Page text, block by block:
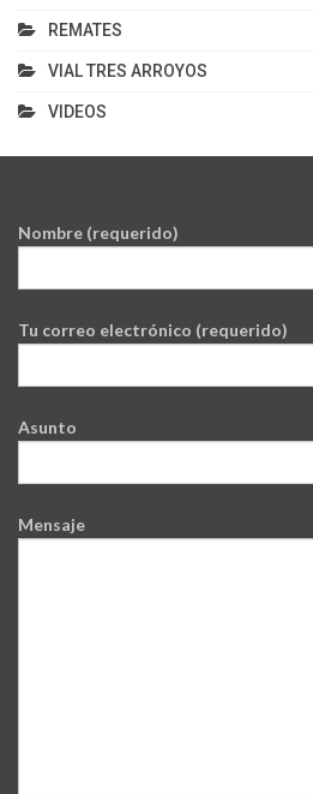
REMATES
VIAL TRES ARROYOS
VIDEOS
Nombre (requerido)
Tu correo electrónico (requerido)
Asunto
Mensaje